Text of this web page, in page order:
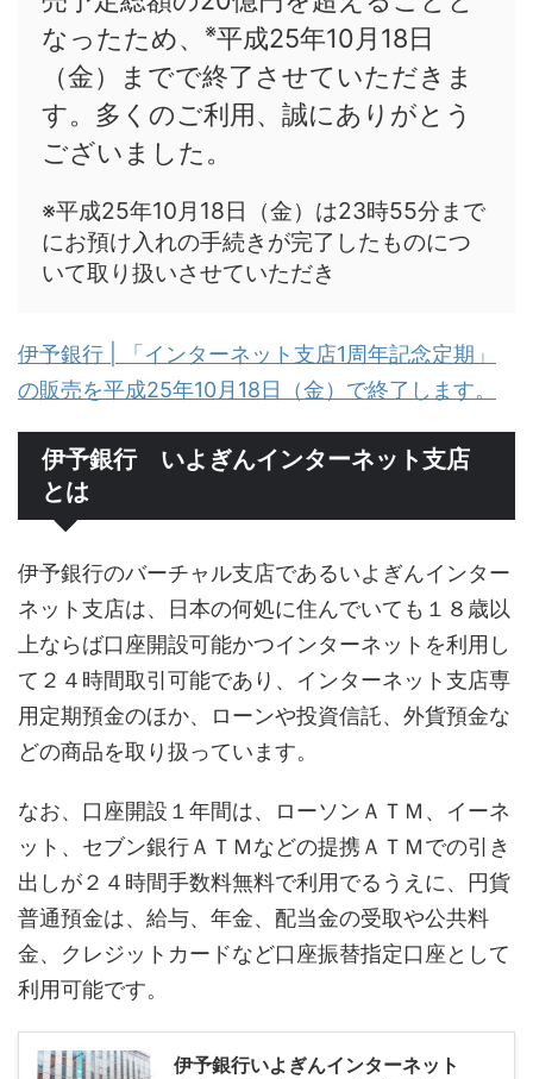
なったため、
※平成25年10月18日
（金）までで終了させていただきま
す。多くのご利用、誠にありがとう
ございました。
※平成25年10月18日（金）は23時55分まで
にお預け入れの手続きが完了したものにつ
いて取り扱いさせていただき
伊予銀行 | 「インターネット支店1周年記念定期」
の販売を平成25年10月18日（金）で終了します。
伊予銀行 いよぎんインターネット支店
とは
伊予銀行のバーチャル支店であるいよぎんインター
ネット支店は、日本の何処に住んでいても１８歳以
上ならば口座開設可能かつインターネットを利用し
て２４時間取引可能であり、インターネット支店専
用定期預金のほか、ローンや投資信託、外貨預金な
どの商品を取り扱っています。
なお、口座開設１年間は、ローソンＡＴＭ、イーネ
ット、セブン銀行ＡＴＭなどの提携ＡＴＭでの引き
出しが２４時間手数料無料で利用でるうえに、円貨
普通預金は、給与、年金、配当金の受取や公共料
金、クレジットカードなど口座振替指定口座として
利用可能です。
伊予銀行いよぎんインターネット